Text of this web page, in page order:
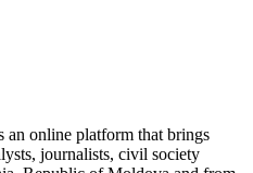
an online platform that brings
journalists, civil society